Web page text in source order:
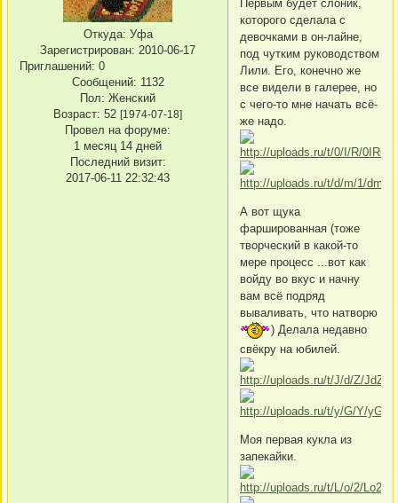
Откуда: Уфа
Зарегистрирован: 2010-06-17
Приглашений: 0
Сообщений: 1132
Пол: Женский
Возраст: 52 [1974-07-18]
Провел на форуме:
1 месяц 14 дней
Последний визит:
2017-06-11 22:32:43
Первым будет слоник,
которого сделала с
девочками в он-лайне,
под чутким руководством
Лили. Его, конечно же
все видели в галерее, но
с чего-то мне начать всё-
же надо.
А вот щука
фаршированная (тоже
творческий в какой-то
мере процесс ...вот как
войду во вкус и начну
вам всё подряд
вываливать, что натворю
) Делала недавно
свёкру на юбилей.
Моя первая кукла из
запекайки.